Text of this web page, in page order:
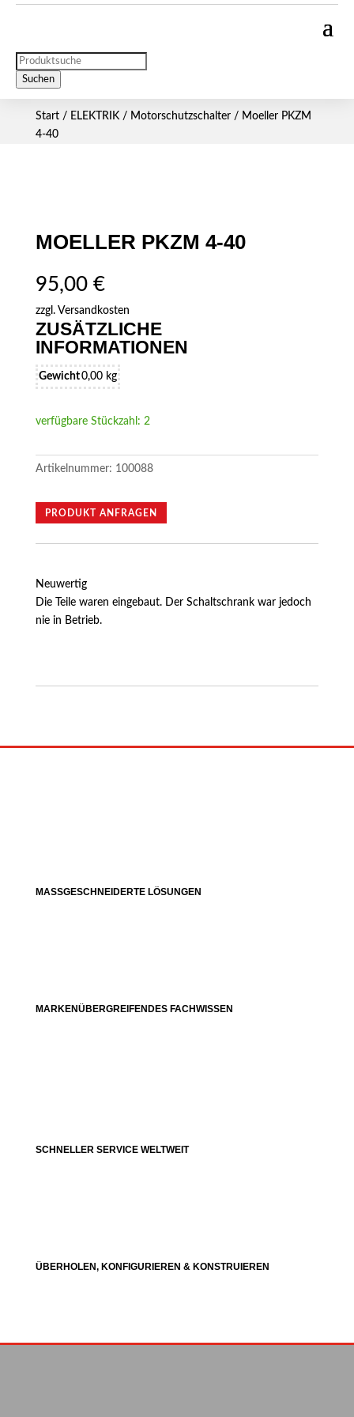
Products
search
Suchen
Start/ ELEKTRIK/ Motorschutzschalter/ Moeller PKZM
4-40
MOELLER PKZM 4-40
95,00 €
zzgl. Versandkosten
ZUSÄTZLICHE
INFORMATIONEN
Gewicht0,00 kg
verfügbare Stückzahl: 2
Artikelnummer: 100088
PRODUKT ANFRAGEN
Neuwertig
Die Teile waren eingebaut. Der Schaltschrank war jedoch
nie in Betrieb.
MASSGESCHNEIDERTE LÖSUNGEN
MARKENÜBERGREIFENDES FACHWISSEN
SCHNELLER SERVICE WELTWEIT
ÜBERHOLEN, KONFIGURIEREN & KONSTRUIEREN